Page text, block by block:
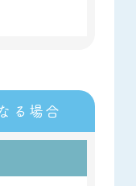
る場合